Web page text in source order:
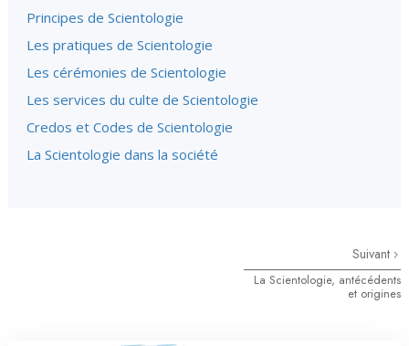
Principes de Scientologie
Les pratiques de Scientologie
Les cérémonies de Scientologie
Les services du culte de Scientologie
Credos et Codes de Scientologie
La Scientologie dans la société
Suivant
La Scientologie, antécédents
et origines